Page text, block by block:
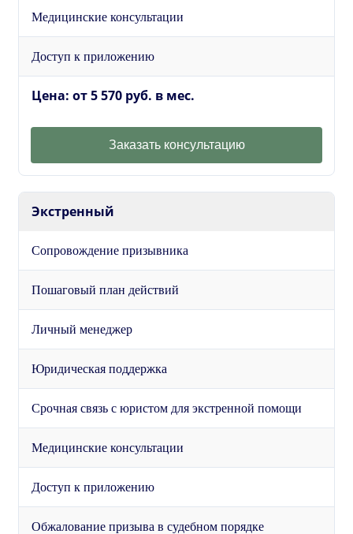
Медицинские консультации
Доступ к приложению
Цена: от 5 570 руб. в мес.
Заказать консультацию
Экстренный
Сопровождение призывника
Пошаговый план действий
Личный менеджер
Юридическая поддержка
Срочная связь с юристом для экстренной помощи
Медицинские консультации
Доступ к приложению
Обжалование призыва в судебном порядке